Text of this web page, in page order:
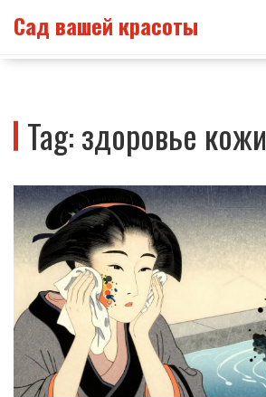
Сад вашей красоты
Tag: здоровье кожи